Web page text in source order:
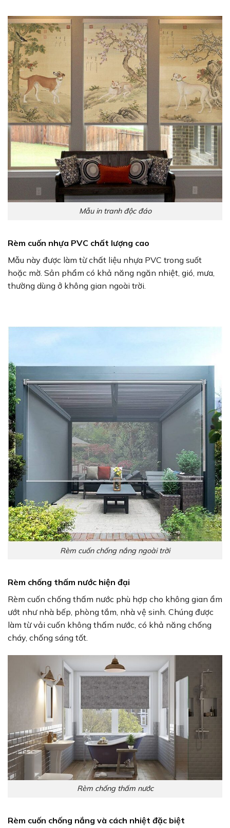
Mẫu in tranh độc đáo
Rèm cuốn nhựa PVC chất lượng cao
Mẫu này được làm từ chất liệu nhựa PVC trong suốt
hoặc mờ. Sản phẩm có khả năng ngăn nhiệt, gió, mưa,
thường dùng ở không gian ngoài trời.
Rèm cuốn chống nắng ngoài trời
Rèm chống thấm nước hiện đại
Rèm cuốn chống thấm nước phù hợp cho không gian ẩm
ướt như nhà bếp, phòng tắm, nhà vệ sinh. Chúng được
làm từ vải cuốn không thấm nước, có khả năng chống
cháy, chống sáng tốt.
Rèm chống thấm nước
Rèm cuốn chống nắng và cách nhiệt đặc biệt